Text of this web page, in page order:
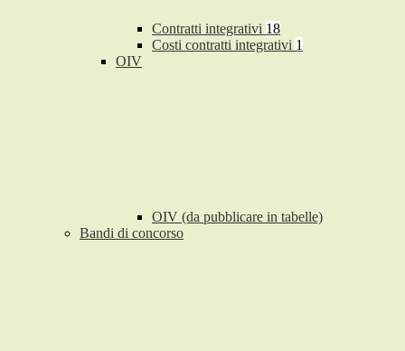
Contratti integrativi 18
Costi contratti integrativi 1
OIV
OIV (da pubblicare in tabelle)
Bandi di concorso